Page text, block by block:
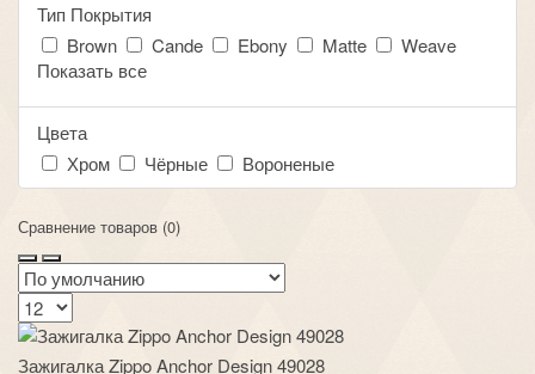
Тип Покрытия
Brown
Cande Ebony Matte
Weave
Показать все
Цвета
Хром
Чёрные Вороненые
Сравнение товаров (0)
Зажигалка Zippo Anchor Design 49028